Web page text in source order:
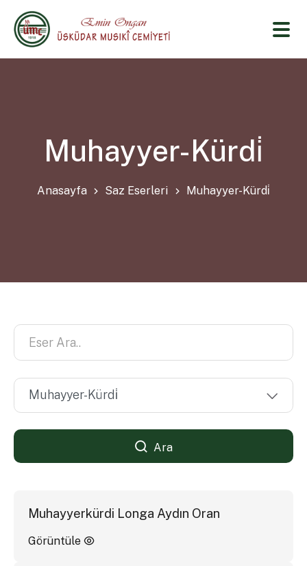
Muhayyer-Kürdi̇
Anasayfa Saz Eserleri Muhayyer-Kürdi̇
Ara
Muhayyerkürdi Longa Aydın Oran
Görüntüle